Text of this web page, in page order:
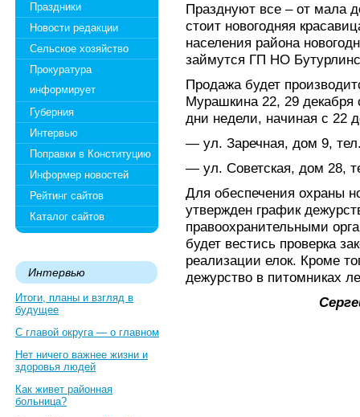
Праздники
Новости редакции
Сельское хозяйство
Прокуратура
информирует
Губерния
Интервью
Поправки в Конституцию
Информер новостей
Рейтинг сайтов
Каталог сайтов
Интервью
Итоги, планы и взгляд в
будущее
С главой округа — о главном
Нет ничего важнее жизни и
здоровья людей
Как живет районная
больница?
Празднуют все – от мала
стоит новогодняя
населения района
займутся ГП НО
Продажа будет
Мурашкина 22, 29 декабря
дни недели, начиная с 22
— ул. Заречная, дом 9,
— ул. Советская, дом 28,
Для обеспечения охраны
утвержден график
правоохранительными
будет вестись проверка
реализации елок. Кроме
дежурство в питомниках